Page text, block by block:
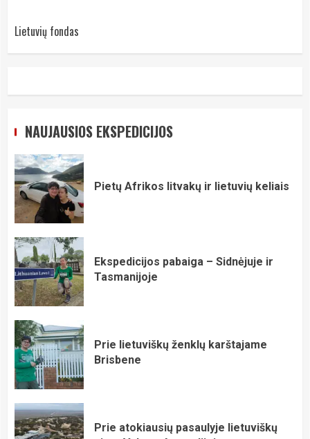
Lietuvių fondas
NAUJAUSIOS EKSPEDICIJOS
Pietų Afrikos litvakų ir lietuvių keliais
Ekspedicijos pabaiga – Sidnėjuje ir
Tasmanijoje
Prie lietuviškų ženklų karštajame
Brisbene
Prie atokiausių pasaulyje lietuviškų